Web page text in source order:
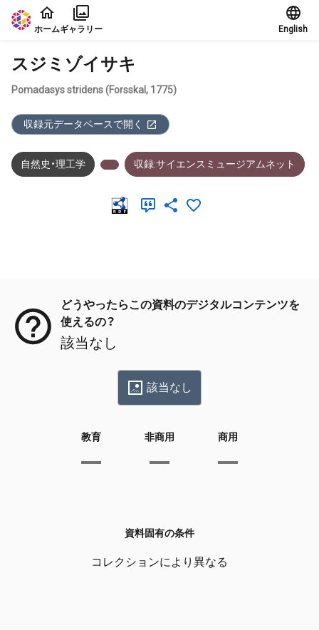
本文に飛ぶ
ホームギャラリー English
スジミゾイサキ
Pomadasys stridens (Forsskal, 1775)
収録元データベースで開く
自然史・理工学 収録:サイエンスミュージアムネット
どうやったらこの資料のデジタルコンテンツを
使えるの？
該当なし
該当なし
教育 非商用 商用
資料固有の条件
コレクションにより異なる